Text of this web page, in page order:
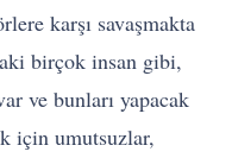
karşı savaşmakta
birçok insan gibi,
ve bunları yapacak
için umutsuzlar,